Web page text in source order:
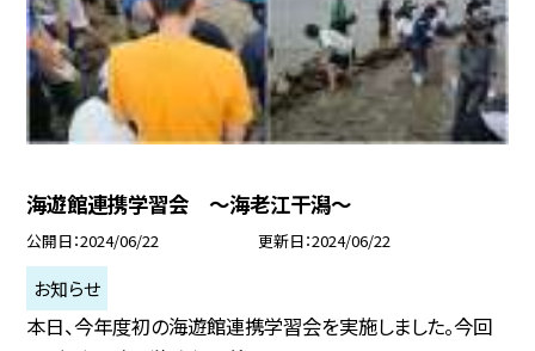
海遊館連携学習会 〜海老江干潟〜
公開日 2024/06/22 更新日 2024/06/22
お知らせ
本日、今年度初の海遊館連携学習会を実施しました。今回